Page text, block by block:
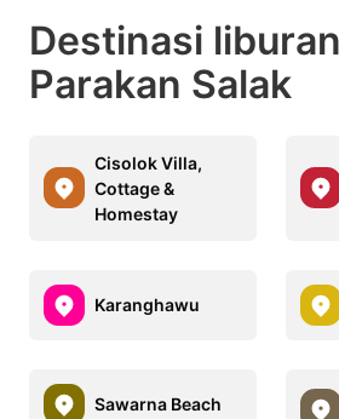
Destinasi
Parakan Salak
Cisolok Villa,
Cottage &
Homestay
Karanghawu
Sawarna Beach